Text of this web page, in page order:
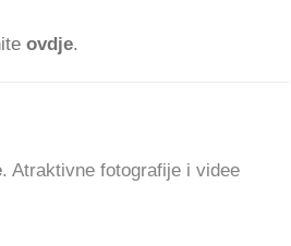
ovdje.
. Atraktivne fotografije i videe